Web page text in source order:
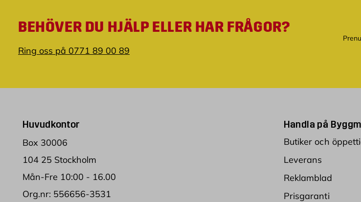
BEHÖVER DU HJÄLP ELLER HAR FRÅGOR?
Ring oss på 0771 89 00 89
Huvudkontor
Box 30006
104 25 Stockholm
Mån-Fre 10:00 - 16.00
Org.nr: 556656-3531
Handla på
Butiker och
Leverans
Reklamblad
Prisgaranti